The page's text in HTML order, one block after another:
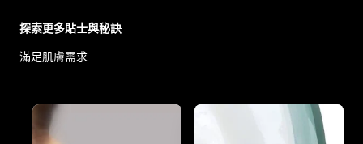
探索更多貼士與秘訣
滿足肌膚需求